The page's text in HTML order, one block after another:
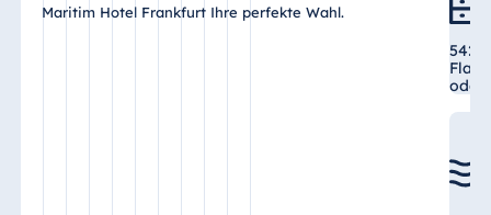
Maritim Hotel Frankfurt Ihre perfekte Wahl.
542
oder